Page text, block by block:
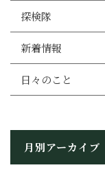
探検隊
新着情報
日々のこと
月別アーカイブ